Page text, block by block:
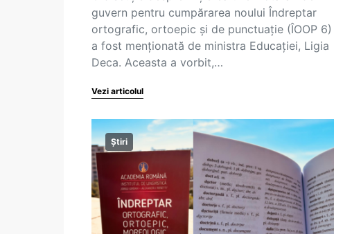
guvern pentru cumpărarea noului Îndreptar
ortografic, ortoepic și de punctuație (ÎOOP 6)
a fost menționată de ministra Educației, Ligia
Deca. Aceasta a vorbit,…
Vezi articolul
Știri